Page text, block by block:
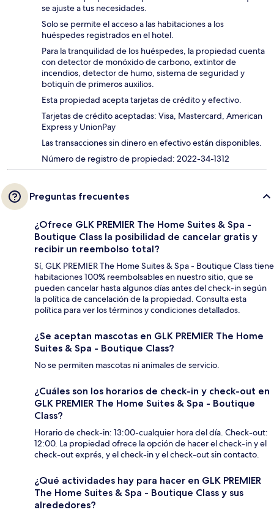
se ajuste a tus necesidades.
Solo se permite el acceso a las habitaciones a los
huéspedes registrados en el hotel.
Para la tranquilidad de los huéspedes, la propiedad cuenta
con detector de monóxido de carbono, extintor de
incendios, detector de humo, sistema de seguridad y
botiquín de primeros auxilios.
Esta propiedad acepta tarjetas de crédito y efectivo.
Tarjetas de crédito aceptadas: Visa, Mastercard, American
Express y UnionPay
Las transacciones sin dinero en efectivo están disponibles.
Número de registro de propiedad: 2022-34-1312
Preguntas frecuentes
¿Ofrece GLK PREMIER The Home Suites & Spa -
Boutique Class la posibilidad de cancelar gratis y
recibir un reembolso total?
Sí, GLK PREMIER The Home Suites & Spa - Boutique Class tiene
habitaciones 100% reembolsables en nuestro sitio, que se
pueden cancelar hasta algunos días antes del check-in según
la política de cancelación de la propiedad. Consulta esta
política para ver los términos y condiciones detallados.
¿Se aceptan mascotas en GLK PREMIER The Home
Suites & Spa - Boutique Class?
No se permiten mascotas ni animales de servicio.
¿Cuáles son los horarios de check-in y check-out en
GLK PREMIER The Home Suites & Spa - Boutique
Class?
Horario de check-in: 13:00-cualquier hora del día. Check-out:
12:00. La propiedad ofrece la opción de hacer el check-in y el
check-out exprés, y el check-in y el check-out sin contacto.
¿Qué actividades hay para hacer en GLK PREMIER
The Home Suites & Spa - Boutique Class y sus
alrededores?